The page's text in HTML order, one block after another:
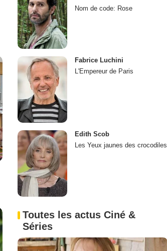
Nom de code: Rose
Fabrice Luchini
L'Empereur de Paris
Edith Scob
Les Yeux jaunes des crocodiles
Toutes les actus Ciné &
Séries